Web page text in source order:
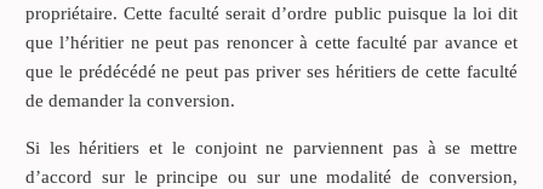
propriétaire. Cette faculté serait d’ordre public puisque la loi dit
que l’héritier ne peut pas renoncer à cette faculté par avance et
que le prédécédé ne peut pas priver ses héritiers de cette faculté
de demander la conversion.
Si les héritiers et le conjoint ne parviennent pas à se mettre
d’accord sur le principe ou sur une modalité de conversion,